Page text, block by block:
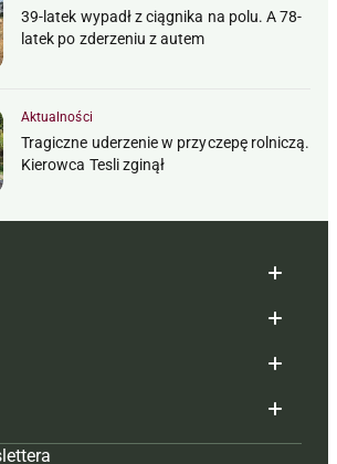
39-latek wypadł z ciągnika na polu. A 78-
latek po zderzeniu z autem
Aktualności
Tragiczne uderzenie w przyczepę rolniczą.
Kierowca Tesli zginął